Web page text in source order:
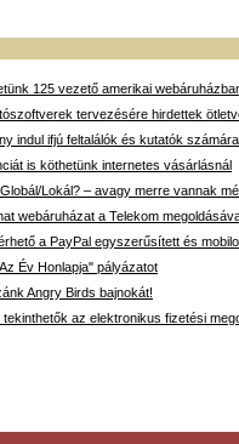
125 vezető amerikai
tervezésére hirdettek
indul ifjú feltalálók és kutatók számára
is köthetünk internetes vásárlásnál
Lokál? – avagy merre vannak
webáruházat a Telekom
a PayPal egyszerűsített és
Év Honlapja" pályázatot
Angry Birds bajnokát!
az elektronikus fizetési